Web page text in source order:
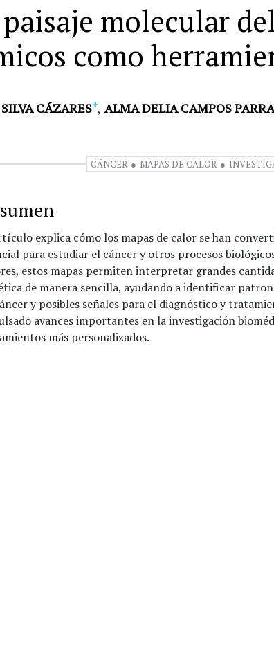
molecular
como
CÁZARES+ ALMA DELIA CAMPOS PARRA
CÁNCER MAPAS DE CALOR
explica cómo los mapas de calor se han
para estudiar el cáncer y otros procesos
estos mapas permiten interpretar grandes
de manera sencilla, ayudando a identificar
y posibles señales para el diagnóstico y
avances importantes en la investigación
más personalizados.